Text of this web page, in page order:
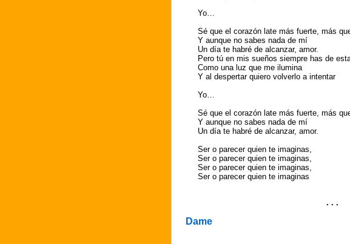
Yo…
Sé que el corazón late más fuerte, más
Y aunque no sabes nada de mí
Un día te habré de alcanzar, amor.
Pero tú en mis sueños siempre has de
Como una luz que me ilumina
Y al despertar quiero volverlo a intentar
Yo…
Sé que el corazón late más fuerte, más
Y aunque no sabes nada de mí
Un día te habré de alcanzar, amor.
Ser o parecer quien te imaginas,
Ser o parecer quien te imaginas,
Ser o parecer quien te imaginas,
Ser o parecer quien te imaginas
. . .
Dame